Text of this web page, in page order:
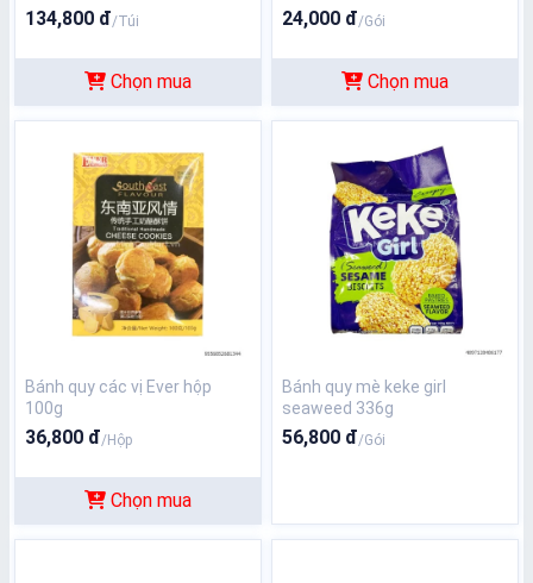
Dorayaki Túi 310g
134,800 đ/Túi
Chọn mua
24,000 đ/Gói
Chọn mua
Bánh quy các vị Ever hộp
100g
36,800 đ/Hộp
Chọn mua
Bánh quy mè keke girl
seaweed 336g
56,800 đ/Gói